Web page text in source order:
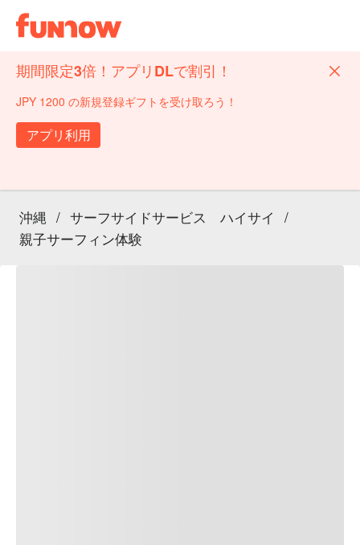
期間限定3倍！アプリDLで割引！
JPY 1200 の新規登録ギフトを受け取ろう！
アプリ利用
沖縄 / サーフサイドサービス ハイサイ /
親子サーフィン体験